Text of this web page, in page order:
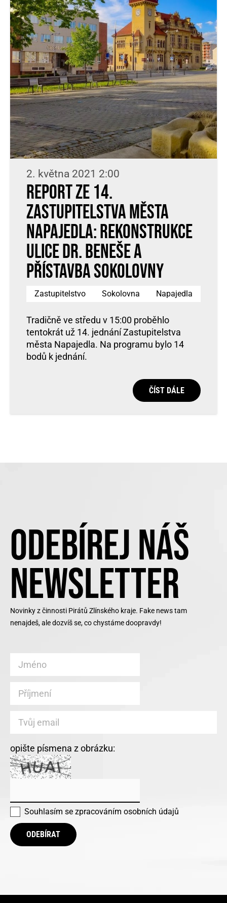
2. května 2021 2:00
Report ze 14.
zastupitelstva města
Napajedla: Rekonstrukce
ulice Dr. Beneše a
přístavba Sokolovny
Zastupitelstvo Sokolovna Napajedla
Tradičně ve středu v 15:00 proběhlo
tentokrát už 14. jednání Zastupitelstva
města Napajedla. Na programu bylo 14
bodů k jednání.
ČÍST DÁLE
ODEBÍREJ NÁŠ
NEWSLETTER
Novinky z činnosti Pirátů Zlínského kraje. Fake news tam
nenajdeš, ale dozvíš se, co chystáme doopravdy!
opište písmena z obrázku:
Souhlasím se zpracováním osobních údajů
ODEBÍRAT